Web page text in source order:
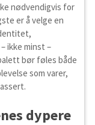
nødvendigvis for
er å velge en
ikke minst –
bør føles både
som varer,
dypere